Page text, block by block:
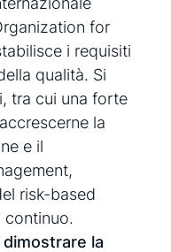
for
i requisiti
qualità. Si
tra cui una forte
la
e il
risk-based
continuo.
dimostrare la